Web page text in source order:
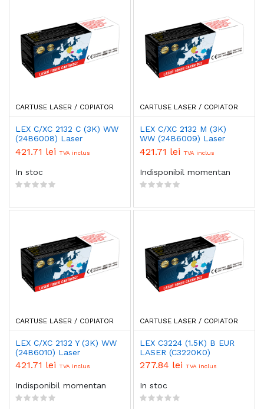
CARTUSE LASER / COPIATOR
LEX C/XC 2132 C (3K) WW
(24B6008) Laser
421.71 lei TVA inclus
In stoc
CARTUSE LASER / COPIATOR
LEX C/XC 2132 M (3K)
WW (24B6009) Laser
421.71 lei TVA inclus
Indisponibil momentan
CARTUSE LASER / COPIATOR
LEX C/XC 2132 Y (3K) WW
(24B6010) Laser
421.71 lei TVA inclus
Indisponibil momentan
CARTUSE LASER / COPIATOR
LEX C3224 (1.5K) B EUR
LASER (C3220K0)
277.84 lei TVA inclus
In stoc